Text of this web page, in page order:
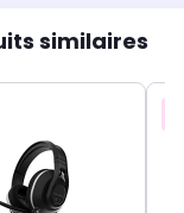
similaires